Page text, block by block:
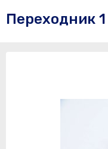
Переходник